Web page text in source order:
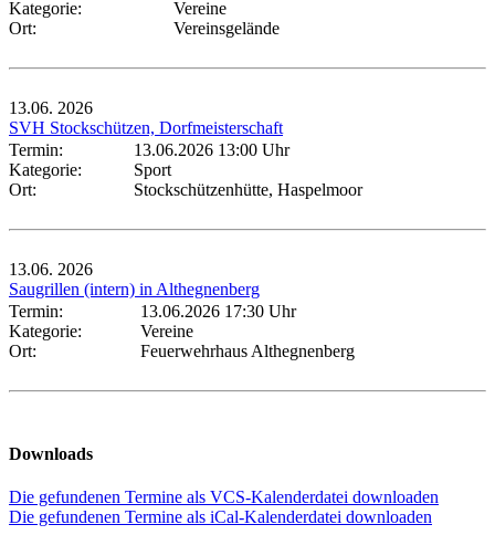
Kategorie:
Vereine
Ort:
Vereinsgelände
13.06. 2026
SVH Stockschützen, Dorfmeisterschaft
Termin:
13.06.2026 13:00 Uhr
Kategorie:
Sport
Ort:
Stockschützenhütte, Haspelmoor
13.06. 2026
Saugrillen (intern) in Althegnenberg
Termin:
13.06.2026 17:30 Uhr
Kategorie:
Vereine
Ort:
Feuerwehrhaus Althegnenberg
Downloads
Die gefundenen Termine als VCS-Kalenderdatei downloaden
Die gefundenen Termine als iCal-Kalenderdatei downloaden